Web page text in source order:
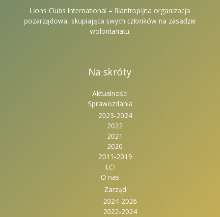
Lions Clubs International – filantropijna organizacja
pozarządowa, skupiająca swych członków na zasadzie
wolontariatu.
Na skróty
Aktualności
Sprawozdania
2023-2024
2022
2021
2020
2011-2019
LCI
O nas
Zarząd
2024-2026
2022-2024